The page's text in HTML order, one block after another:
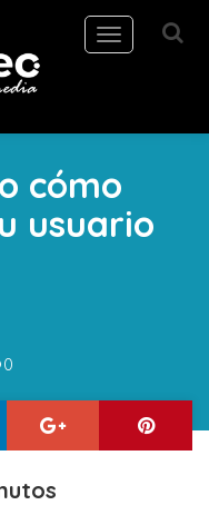
Toggle
navigation
cómo
usuario
0